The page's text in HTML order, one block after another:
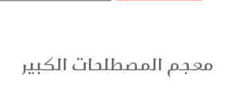
معجم المصطلحات الكبير